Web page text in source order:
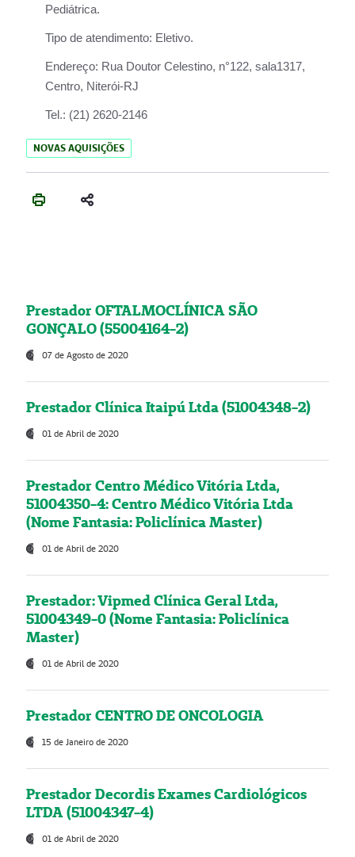
Pediátrica.
Tipo de atendimento: Eletivo.
Endereço: Rua Doutor Celestino, n°122, sala1317,
Centro, Niterói-RJ
Tel.: (21) 2620-2146
NOVAS AQUISIÇÕES
Prestador OFTALMOCLÍNICA SÃO
GONÇALO (55004164-2)
07 de Agosto de 2020
Prestador Clínica Itaipú Ltda (51004348-2)
01 de Abril de 2020
Prestador Centro Médico Vitória Ltda,
51004350-4: Centro Médico Vitória Ltda
(Nome Fantasia: Policlínica Master)
01 de Abril de 2020
Prestador: Vipmed Clínica Geral Ltda,
51004349-0 (Nome Fantasia: Policlínica
Master)
01 de Abril de 2020
Prestador CENTRO DE ONCOLOGIA
15 de Janeiro de 2020
Prestador Decordis Exames Cardiológicos
LTDA (51004347-4)
01 de Abril de 2020